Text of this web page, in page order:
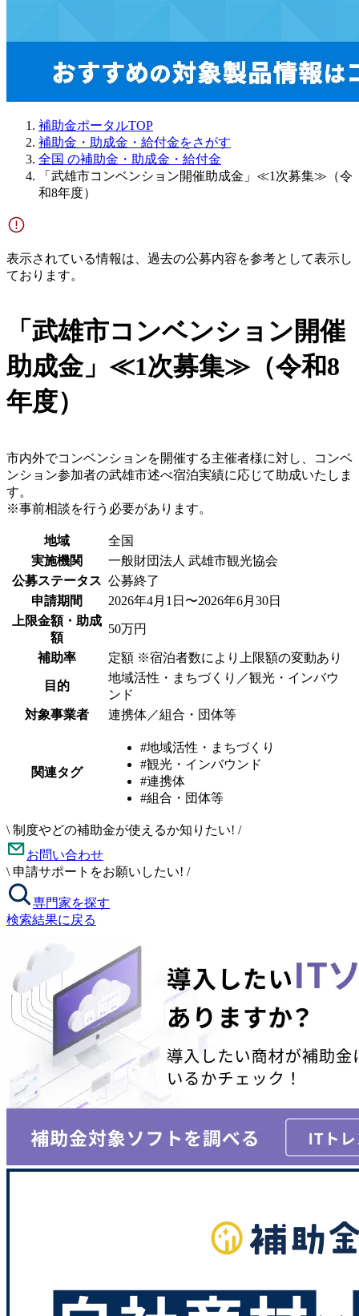
補助金ポータルTOP
補助金・助成金・給付金をさがす
全国 の補助金・助成金・給付金
「武雄市コンベンション開催助成金」≪1次募集≫（令
和8年度）
表示されている情報は、過去の公募内容を参考として表示し
ております。
「武雄市コンベンション開催
助成金」≪1次募集≫（令和8
年度）
市内外でコンベンションを開催する主催者様に対し、コンベ
ンション参加者の武雄市述べ宿泊実績に応じて助成いたしま
す。
※事前相談を行う必要があります。
地域
全国
実施機関
一般財団法人 武雄市観光協会
公募ステータス 公募終了
申請期間
2026年4月1日〜2026年6月30日
上限金額・助成
額
50万円
補助率 定額 ※宿泊者数により上限額の変動あり
目的
地域活性・まちづくり／観光・インバウ
ンド
対象事業者
連携体／組合・団体等
関連タグ
#地域活性・まちづくり
#観光・インバウンド
#連携体
#組合・団体等
\ 制度やどの補助金が使えるか知りたい! /
お問い合わせ
\ 申請サポートをお願いしたい! /
専門家を探す
検索結果に戻る